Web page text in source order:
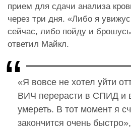
прием для сдачи анализа
через три дня. «Либо я
сейчас, либо пойду и
ответил Майкл.
«Я вовсе не хотел уйти
ВИЧ перерасти в СПИД и
умереть. В тот момент я
закончится очень